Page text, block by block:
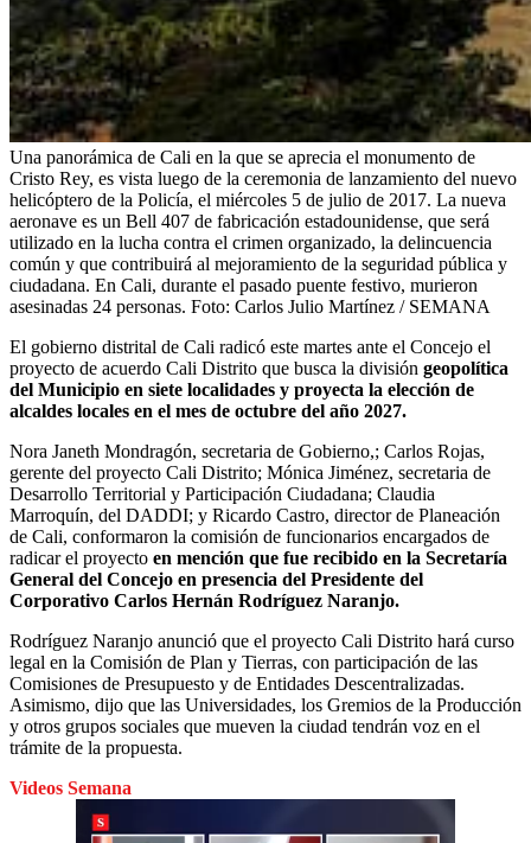
Una panorámica de Cali en la que se aprecia el monumento de
Cristo Rey, es vista luego de la ceremonia de lanzamiento del nuevo
helicóptero de la Policía, el miércoles 5 de julio de 2017. La nueva
aeronave es un Bell 407 de fabricación estadounidense, que será
utilizado en la lucha contra el crimen organizado, la delincuencia
común y que contribuirá al mejoramiento de la seguridad pública y
ciudadana. En Cali, durante el pasado puente festivo, murieron
asesinadas 24 personas. Foto: Carlos Julio Martínez / SEMANA
El gobierno distrital de Cali radicó este martes ante el Concejo el
proyecto de acuerdo Cali Distrito que busca la división geopolítica
del Municipio en siete localidades y proyecta la elección de
alcaldes locales en el mes de octubre del año 2027.
Nora Janeth Mondragón, secretaria de Gobierno,; Carlos Rojas,
gerente del proyecto Cali Distrito; Mónica Jiménez, secretaria de
Desarrollo Territorial y Participación Ciudadana; Claudia
Marroquín, del DADDI; y Ricardo Castro, director de Planeación
de Cali, conformaron la comisión de funcionarios encargados de
radicar el proyecto en mención que fue recibido en la Secretaría
General del Concejo en presencia del Presidente del
Corporativo Carlos Hernán Rodríguez Naranjo.
Rodríguez Naranjo anunció que el proyecto Cali Distrito hará curso
legal en la Comisión de Plan y Tierras, con participación de las
Comisiones de Presupuesto y de Entidades Descentralizadas.
Asimismo, dijo que las Universidades, los Gremios de la Producción
y otros grupos sociales que mueven la ciudad tendrán voz en el
trámite de la propuesta.
Videos Semana